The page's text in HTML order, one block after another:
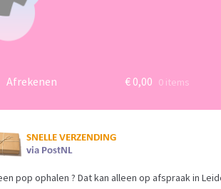
Afrekenen €0,00 0 items
pop ophalen ? Dat kan alleen op afspraak in